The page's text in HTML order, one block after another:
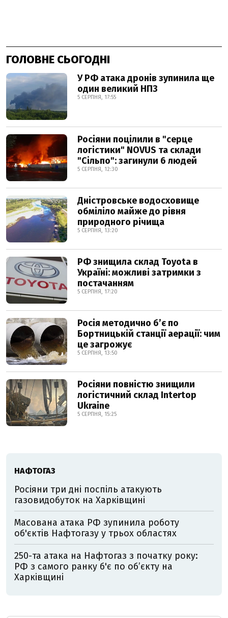
ГОЛОВНЕ СЬОГОДНІ
У РФ атака дронів зупинила ще
один великий НПЗ
5 СЕРПНЯ, 17:55
Росіяни поцілили в "серце
логістики" NOVUS та склади
"Сільпо": загинули 6 людей
5 СЕРПНЯ, 12:30
Дністровське водосховище
обміліло майже до рівня
природного річища
5 СЕРПНЯ, 13:20
РФ знищила склад Toyota в
Україні: можливі затримки з
постачанням
5 СЕРПНЯ, 17:20
Росія методично б’є по
Бортницькій станції аерації: чим
це загрожує
5 СЕРПНЯ, 13:50
Росіяни повністю знищили
логістичний склад Intertop
Ukraine
5 СЕРПНЯ, 15:25
НАФТОГАЗ
Росіяни три дні поспіль атакують
газовидобуток на Харківщині
Масована атака РФ зупинила роботу
об'єктів Нафтогазу у трьох областях
250-та атака на Нафтогаз з початку року:
РФ з самого ранку б'є по об’єкту на
Харківщині